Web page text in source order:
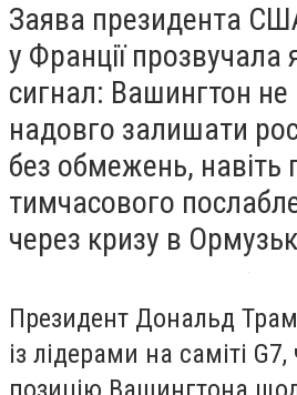
Заява президента
у Франції прозвучала
сигнал: Вашингтон не
надовго залишати
без обмежень, навіть
тимчасового
через кризу в
Президент Дональд
із лідерами на саміті